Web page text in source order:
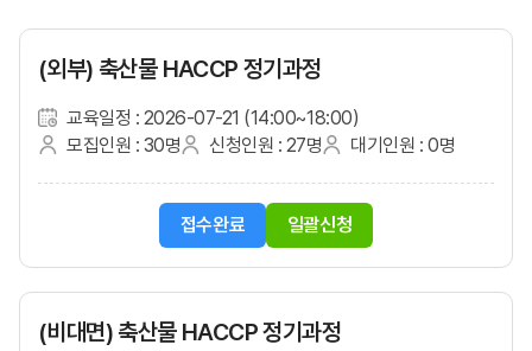
(외부) 축산물 HACCP 정기과정
교육일정 : 2026-07-21 (14:00~18:00)
모집인원 : 30명
신청인원 : 27명 대기인원 : 0명
접수완료 일괄신청
(비대면) 축산물 HACCP 정기과정